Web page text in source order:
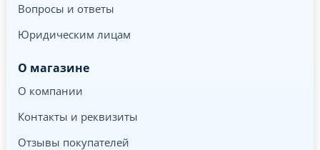
Вопросы и ответы
Юридическим лицам
О магазине
О компании
Контакты и реквизиты
Отзывы покупателей